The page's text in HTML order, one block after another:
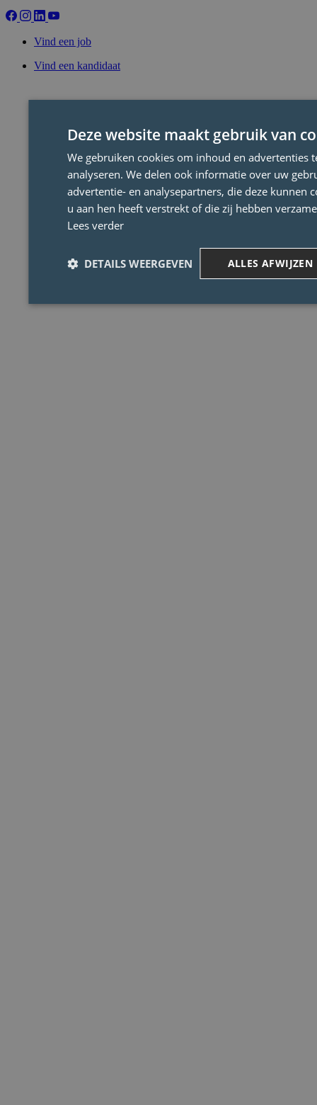
Vind een job
Vind een kandidaat
Deze website maakt gebruik van
We gebruiken cookies om inhoud en advertenties
analyseren. We delen ook informatie over uw
advertentie- en analysepartners, die deze kunnen
u aan hen heeft verstrekt of die zij hebben
Lees verder
ALLES AFWIJZEN
DETAILS WEERGEVEN